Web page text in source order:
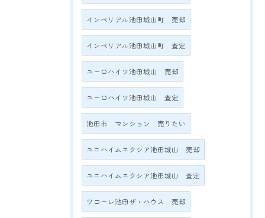
インペリアル池田城山町 売却
インペリアル池田城山町 査定
ユーロハイツ池田城山 売却
ユーロハイツ池田城山 査定
池田市 マンション 売りたい
ユニハイムエクシア池田城山 売却
ユニハイムエクシア池田城山 査定
ワコーレ池田ザ・ハウス 売却